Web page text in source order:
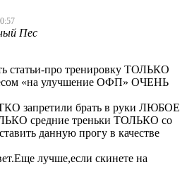
Пес
статьи-про тренировку ТОЛЬКО
«на улучшение ОФП» ОЧЕНЬ
запретили брать в руки ЛЮБОЕ
средние треньки ТОЛЬКО со
данную прогу в качестве
лучше,если скинете на